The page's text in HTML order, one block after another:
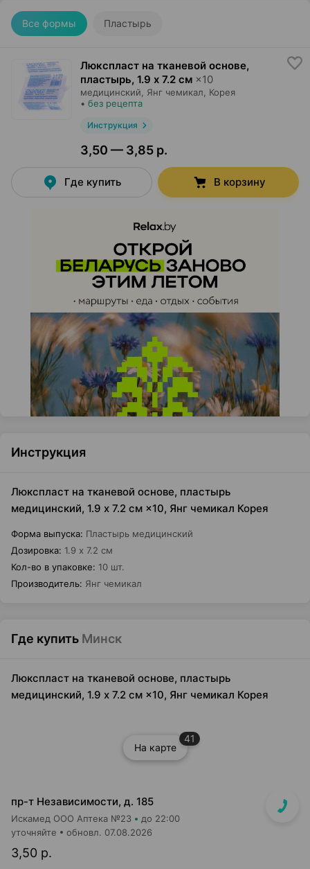
Все формы Пластырь
Люкспласт на тканевой основе,
пластырь, 1.9 х 7.2 см ×10
медицинский, Янг чемикал , Корея
• без рецепта
Инструкция
3,50 — 3,85 р.
Где купить В корзину
Инструкция
Люкспласт на тканевой основе, пластырь
медицинский, 1.9 х 7.2 см ×10, Янг чемикал Корея
Форма выпуска: Пластырь медицинский
Дозировка: 1.9 х 7.2 см
Кол-во в упаковке: 10 шт.
Производитель: Янг чемикал
Где купить Минск
Люкспласт на тканевой основе, пластырь
медицинский, 1.9 х 7.2 см ×10, Янг чемикал Корея
На карте
41
пр-т Независимости, д. 185
Искамед ООО Аптека №23 до 22:00
3,50 р.
уточняйте обновл. 07.08.2026